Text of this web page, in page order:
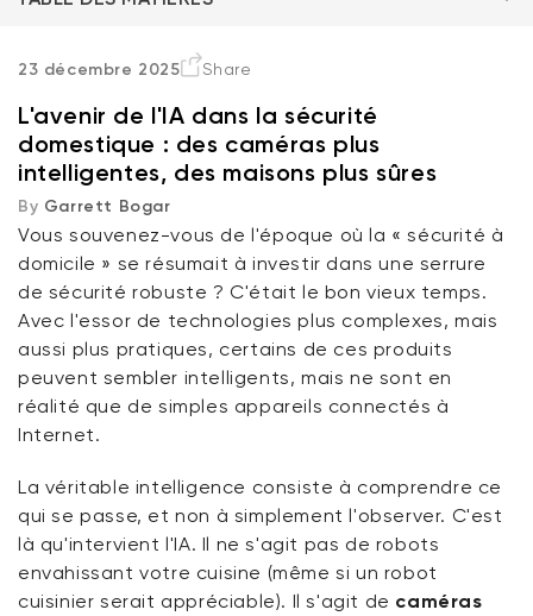
Pourquoi l'IA représente l'avenir de la surveillance
des maisons intelligentes
Limites des systèmes traditionnels basés sur le
mouvement
Comment l'IA améliore la précision, le temps de
réponse et l'expérience utilisateur
Comment l'IA rend les caméras intelligentes plus
performantes
Détection de mouvement basée sur l'IA
Reconnaissance faciale et visages familiers
Apprentissage adaptatif pour une surveillance
personnalisée
23 décembre 2025 Share
L'avenir de l'IA dans la sécurité
domestique : des caméras plus
intelligentes, des maisons plus sûres
By Garrett Bogar
Vous souvenez-vous de l'époque où la « sécurité à
domicile » se résumait à investir dans une serrure
de sécurité robuste ? C'était le bon vieux temps.
Avec l'essor de technologies plus complexes, mais
aussi plus pratiques, certains de ces produits
peuvent sembler intelligents, mais ne sont en
réalité que de simples appareils connectés à
Internet.
La véritable intelligence consiste à comprendre ce
qui se passe, et non à simplement l'observer. C'est
là qu'intervient l'IA. Il ne s'agit pas de robots
envahissant votre cuisine (même si un robot
cuisinier serait appréciable). Il s'agit de caméras
More options Accord
Prix ​​régulierMore options